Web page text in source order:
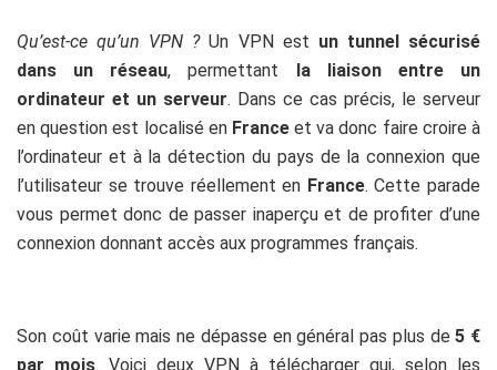
Qu’est-ce qu’un VPN ?Un VPN est un tunnel sécurisé
dans un réseau, permettant la liaison entre un
ordinateur et un serveur. Dans ce cas précis, le serveur
en question est localisé en Franceet va donc faire croire à
l’ordinateur et à la détection du pays de la connexion que
l’utilisateur se trouve réellement en France. Cette parade
vous permet donc de passer inaperçu et de profiter d’une
connexion donnant accès aux programmes français.
Son coût varie mais ne dépasse en général pas plus de 5 €
par mois. Voici deux VPN à télécharger qui, selon les